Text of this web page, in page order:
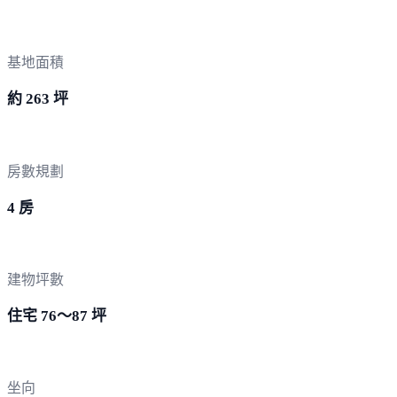
基地面積
約 263 坪
房數規劃
4 房
建物坪數
住宅 76～87 坪
坐向